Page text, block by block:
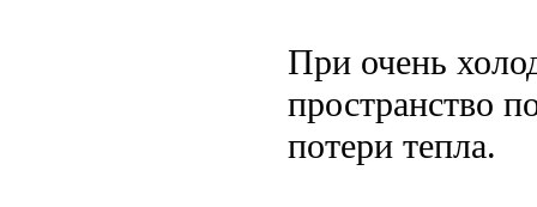
При очень
пространство
потери тепла.